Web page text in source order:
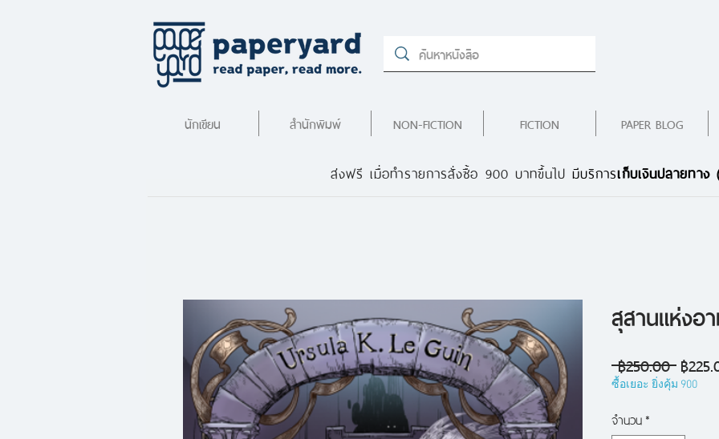
นักเขียน สำนักพิมพ์ NON-FICTION FICTION PAPER BLOG
สุสานแห่งอ
฿250.00 ราคา
ปกติ
฿
ซื้อเยอะ ยิ่งคุ้ม 900
จำนวน*
ส่งฟรี เมื่อทำรายการสั่งซื้อ 900 บาทขึ้นไป มีบริการเก็บเงินปลายทาง